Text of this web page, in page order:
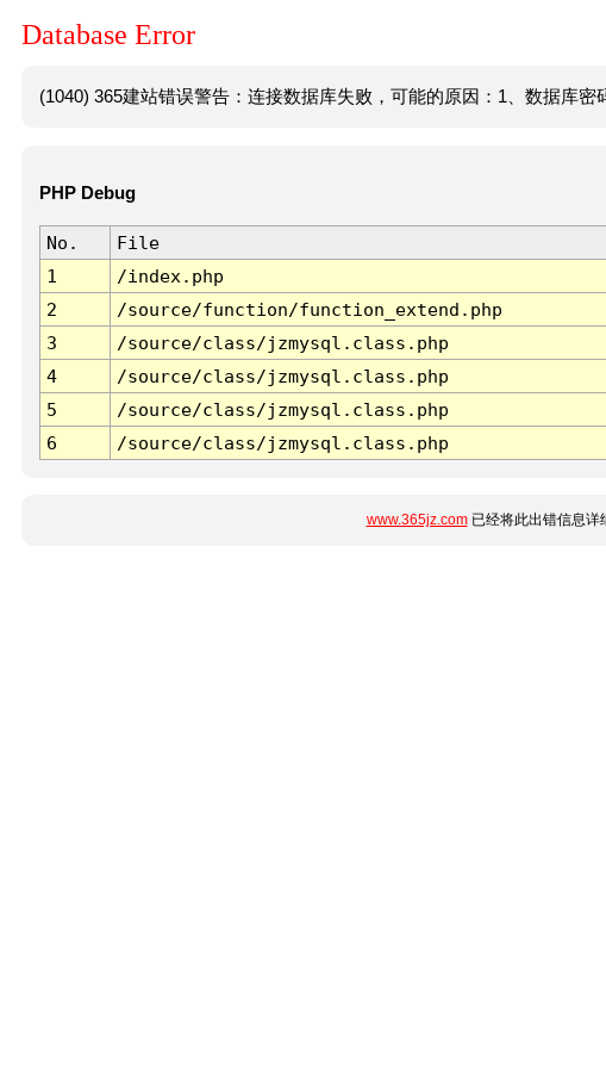
Database Error
(1040) 365建站错误警告：连接数据库失败，可能的原因：1、数据库密
PHP Debug
No. File
1
/index.php
2
/source/function/function_extend.php
3
/source/class/jzmysql.class.php
4
/source/class/jzmysql.class.php
5
/source/class/jzmysql.class.php
6
/source/class/jzmysql.class.php
www.365jz.com已经将此出错信息详